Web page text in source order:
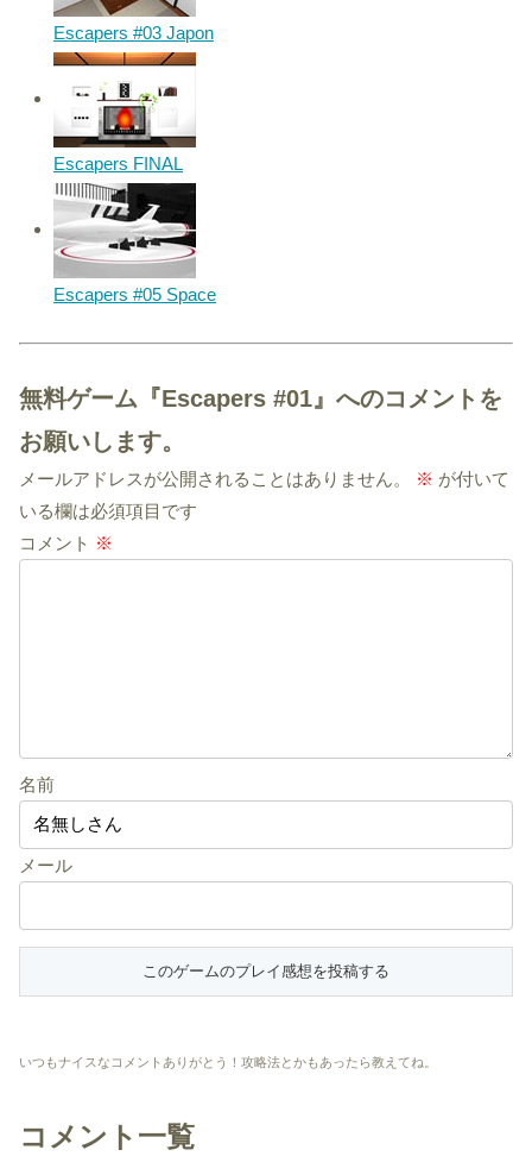
Escapers #03 Japon
Escapers FINAL
Escapers #05 Space
無料ゲーム『Escapers #01』へのコメントを
お願いします。
メールアドレスが公開されることはありません。 ※ が付いて
いる欄は必須項目です
コメント ※
名前
メール
いつもナイスなコメントありがとう！攻略法とかもあったら教えてね。
コメント一覧